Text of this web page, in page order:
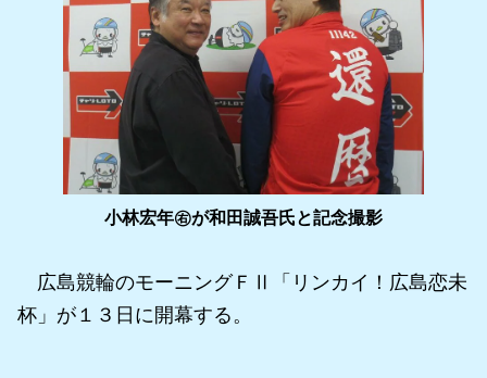
小林宏年㊨が和田誠吾氏と記念撮影
広島競輪のモーニングＦⅡ「リンカイ！広島恋未
杯」が１３日に開幕する。